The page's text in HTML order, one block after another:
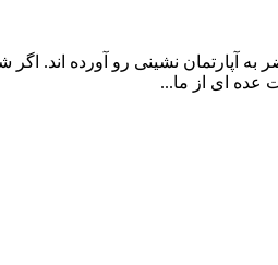
آپارتمان نشینی رو آورده اند.
عده ای از ما...